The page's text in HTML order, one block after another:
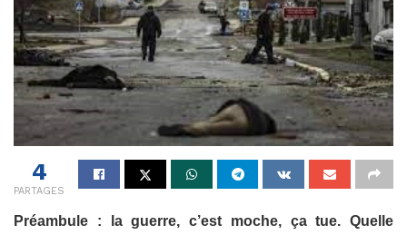
4
PARTAGES
Préambule : la guerre, c’est moche, ça tue. Quelle